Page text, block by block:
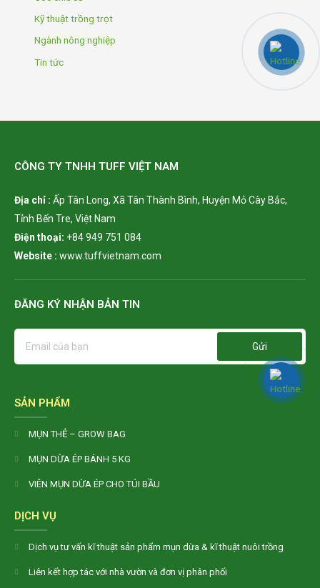
Kỹ thuật trồng trọt
Ngành nông nghiệp
Tin tức
CÔNG TY TNHH TUFF VIỆT NAM
Địa chỉ : Ấp Tân Long, Xã Tân Thành Bình, Huyện Mỏ Cày Bắc,
Tỉnh Bến Tre, Việt Nam
Điện thoại: +84 949 751 084
Website : www.tuffvietnam.com
ĐĂNG KÝ NHẬN BẢN TIN
Gửi
SẢN PHẨM
MỤN THẺ – GROW BAG
MỤN DỪA ÉP BÁNH 5 KG
VIÊN MỤN DỪA ÉP CHO TÚI BẦU
DỊCH VỤ
Dịch vụ tư vấn kĩ thuật sản phẩm mụn dừa & kĩ thuật nuôi trồng
Liên kết hợp tác với nhà vườn và đơn vị phân phối